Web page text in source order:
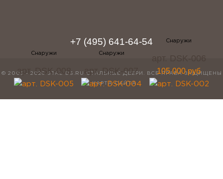
арт. DSK-008 арт. DSK-007 105 000 руб
+7 (495) 641-64-54
© 2005 - 2026 STAL-DS.RU СТАЛЬНЫЕ ДВЕРИ . ВСЕ ПРАВА ЗАЩИЩЕНЫ
/КАРТА САЙТА